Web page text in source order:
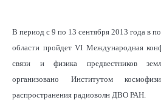
В период с 9 по 13 сентября 2013 года в
области пройдет VI Международная
связи и физика предвестников
организовано Институтом
распространения радиоволн ДВО РАН.